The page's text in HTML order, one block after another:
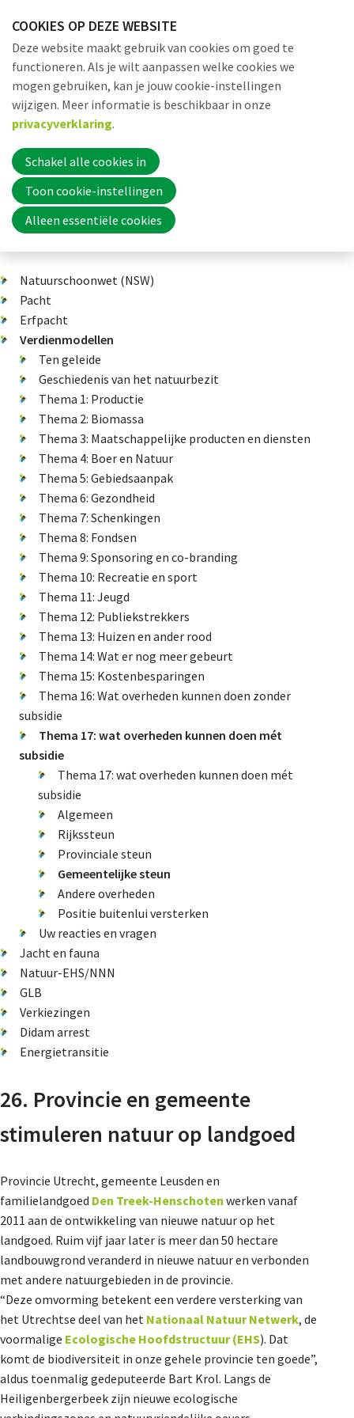
links
over
Jump
to
navigation
to
main
content
Dossiers Verdienmodellen Thema 17: wat overheden kunnen
Gemeentelijke steun
Natuurschoonwet (NSW)
Pacht
Erfpacht
Verdienmodellen
Ten geleide
Geschiedenis van het natuurbezit
Thema 1: Productie
Thema 2: Biomassa
Thema 3: Maatschappelijke producten en diensten
Thema 4: Boer en Natuur
Thema 5: Gebiedsaanpak
Thema 6: Gezondheid
Thema 7: Schenkingen
Thema 8: Fondsen
Thema 9: Sponsoring en co-branding
Thema 10: Recreatie en sport
Thema 11: Jeugd
Thema 12: Publiekstrekkers
Thema 13: Huizen en ander rood
Thema 14: Wat er nog meer gebeurt
Thema 15: Kostenbesparingen
Thema 16: Wat overheden kunnen doen zonder
subsidie
Thema 17: wat overheden kunnen doen mét
subsidie
Thema 17: wat overheden kunnen doen mét
subsidie
Algemeen
Rijkssteun
Provinciale steun
Gemeentelijke steun
Andere overheden
Positie buitenlui versterken
Uw reacties en vragen
Jacht en fauna
Natuur-EHS/NNN
GLB
Verkiezingen
Didam arrest
Energietransitie
26. Provincie en gemeente
stimuleren natuur op landgoed
Provincie Utrecht, gemeente Leusden en
familielandgoed Den Treek-Henschoten werken vanaf
2011 aan de ontwikkeling van nieuwe natuur op het
landgoed. Ruim vijf jaar later is meer dan 50 hectare
landbouwgrond veranderd in nieuwe natuur en verbonden
met andere natuurgebieden in de provincie.
“Deze omvorming betekent een verdere versterking van
het Utrechtse deel van het Nationaal Natuur Netwerk, de
voormalige Ecologische Hoofdstructuur (EHS). Dat
komt de biodiversiteit in onze gehele provincie ten goede”,
aldus toenmalig gedeputeerde Bart Krol. Langs de
Heiligenbergerbeek zijn nieuwe ecologische
Word nu lid
Dossiers
Erfpacht
Jacht en fauna
Natuur-EHS/NNN
Verkiezingen
COOKIES OP DEZE WEBSITE
Deze website maakt gebruik van cookies om goed te
functioneren. Als je wilt aanpassen welke cookies we
mogen gebruiken, kan je jouw cookie-instellingen
wijzigen. Meer informatie is beschikbaar in onze
privacyverklaring.
Schakel alle cookies in
Toon cookie-instellingen
Alleen essentiële cookies